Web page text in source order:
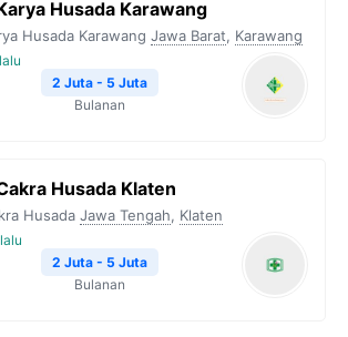
Husada Karawang
Husada Karawang Jawa Barat, Karawang
2 Juta - 5 Juta
Bulanan
Husada Klaten
Husada Jawa Tengah, Klaten
2 Juta - 5 Juta
Bulanan